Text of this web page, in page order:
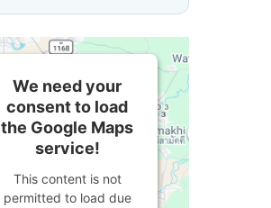
We need your
consent to load
the Google Maps
service!
This content is not
permitted to load due